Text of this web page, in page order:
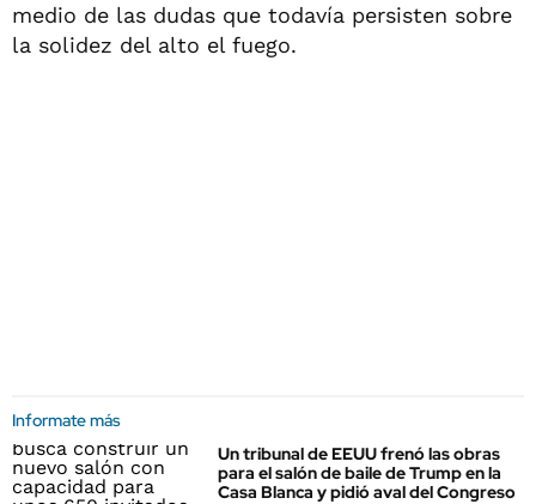
medio de las dudas que todavía persisten sobre
la solidez del alto el fuego.
Informate más
Un tribunal de EEUU frenó las obras
para el salón de baile de Trump en la
Casa Blanca y pidió aval del Congreso